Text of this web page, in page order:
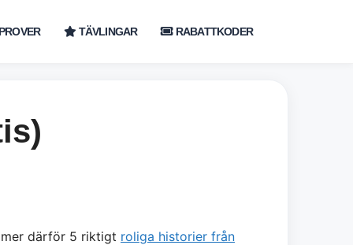
TÄVLINGAR RABATTKODER
därför 5 riktigt roliga historier från